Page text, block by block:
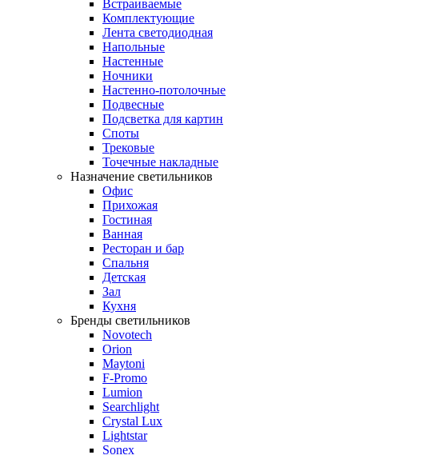
Встраиваемые
Комплектующие
Лента светодиодная
Напольные
Настенные
Ночники
Настенно-потолочные
Подвесные
Подсветка для картин
Споты
Трековые
Точечные накладные
Назначение светильников
Офис
Прихожая
Гостиная
Ванная
Ресторан и бар
Спальня
Детская
Зал
Кухня
Бренды светильников
Novotech
Orion
Maytoni
F-Promo
Lumion
Searchlight
Crystal Lux
Lightstar
Sonex